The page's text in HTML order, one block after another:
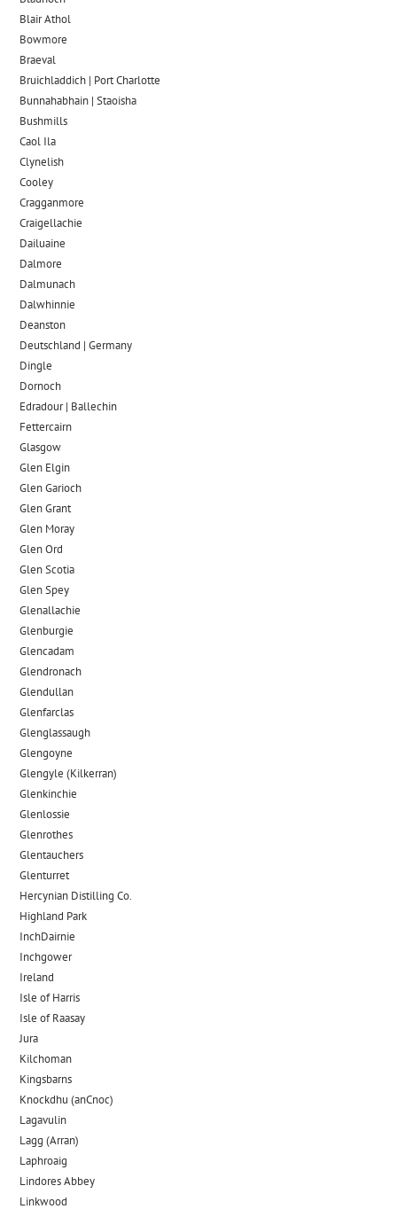
Blair Athol
Bowmore
Braeval
Bruichladdich | Port Charlotte
Bunnahabhain | Staoisha
Bushmills
Caol Ila
Clynelish
Cooley
Cragganmore
Craigellachie
Dailuaine
Dalmore​
Dalmunach
Dalwhinnie
Deanston
Deutschland | Germany
Dingle
Dornoch
Edradour | Ballechin
Fettercairn
Glasgow
Glen Elgin
Glen Garioch
Glen Grant
Glen Moray
Glen Ord
Glen Scotia
Glen Spey
Glenallachie
Glenburgie
Glencadam
Glendronach
Glendullan
Glenfarclas
Glenglassaugh
Glengoyne
Glengyle (Kilkerran)
Glenkinchie
Glenlossie
Glenrothes
Glentauchers
Glenturret
Hercynian Distilling Co.
Highland Park
InchDairnie
Inchgower
Ireland
Isle of Harris
Isle of Raasay
Jura
Kilchoman
Kingsbarns
Knockdhu (anCnoc)
Lagavulin
Lagg (Arran)
Laphroaig
Lindores Abbey
Linkwood